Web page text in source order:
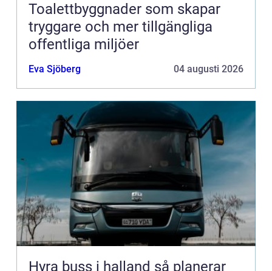
Toalettbyggnader som skapar
tryggare och mer tillgängliga
offentliga miljöer
Eva Sjöberg 04 augusti 2026
Hyra buss i halland så planerar